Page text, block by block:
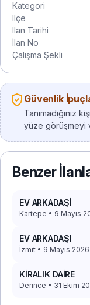
Kategori
İlçe
İlan Tarihi
İlan No
Çalışma Şekli
Güvenlik
Tanımadığınız
yüze görüşmeyi
Benzer
EV ARKADAŞİ
Kartepe • 9 Mayıs
EV ARKADAŞI
İzmit • 9 Mayıs 2026
KİRALIK DAİRE
Derince • 31 Ekim